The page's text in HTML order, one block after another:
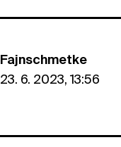
Fajnschmetke
23. 6. 2023, 13:56